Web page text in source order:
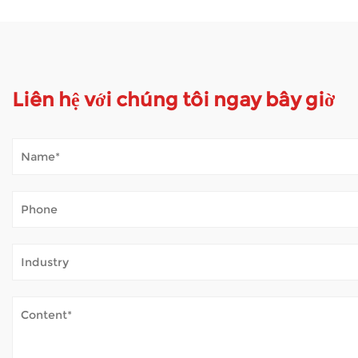
Liên hệ với chúng tôi ngay bây giờ
Xe tay ga di động xử lý thời tiết ngoài trời như thế
không khí trong lành — mà không thường xuyên mệt mỏi. Khi xe
Dec 31, 2025